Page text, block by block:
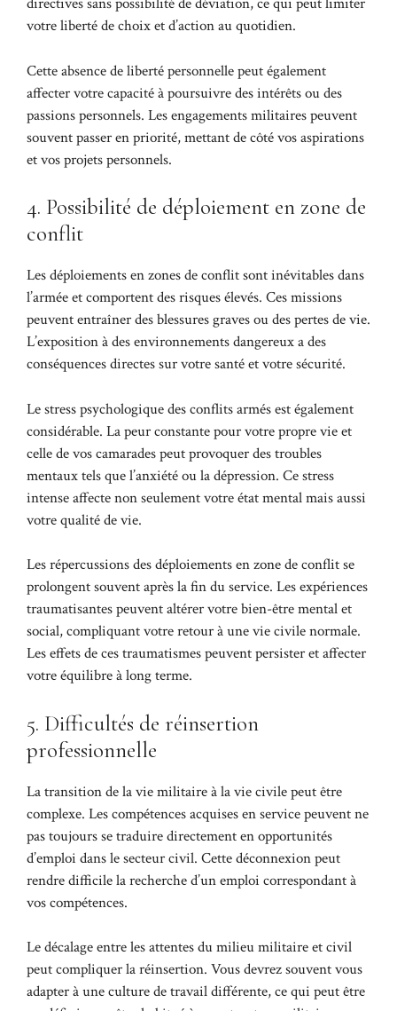
directives sans possibilité de déviation, ce qui peut limiter
votre liberté de choix et d’action au quotidien.
Cette absence de liberté personnelle peut également
affecter votre capacité à poursuivre des intérêts ou des
passions personnels. Les engagements militaires peuvent
souvent passer en priorité, mettant de côté vos aspirations
et vos projets personnels.
4. Possibilité de déploiement en zone de
conflit
Les déploiements en zones de conflit sont inévitables dans
l’armée et comportent des risques élevés. Ces missions
peuvent entraîner des blessures graves ou des pertes de vie.
L’exposition à des environnements dangereux a des
conséquences directes sur votre santé et votre sécurité.
Le stress psychologique des conflits armés est également
considérable. La peur constante pour votre propre vie et
celle de vos camarades peut provoquer des troubles
mentaux tels que l’anxiété ou la dépression. Ce stress
intense affecte non seulement votre état mental mais aussi
votre qualité de vie.
Les répercussions des déploiements en zone de conflit se
prolongent souvent après la fin du service. Les expériences
traumatisantes peuvent altérer votre bien-être mental et
social, compliquant votre retour à une vie civile normale.
Les effets de ces traumatismes peuvent persister et affecter
votre équilibre à long terme.
5. Difficultés de réinsertion
professionnelle
La transition de la vie militaire à la vie civile peut être
complexe. Les compétences acquises en service peuvent ne
pas toujours se traduire directement en opportunités
d’emploi dans le secteur civil. Cette déconnexion peut
rendre difficile la recherche d’un emploi correspondant à
vos compétences.
Le décalage entre les attentes du milieu militaire et civil
peut compliquer la réinsertion. Vous devrez souvent vous
adapter à une culture de travail différente, ce qui peut être